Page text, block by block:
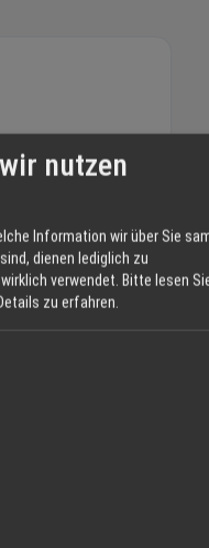
die sowohl die
steigert.
Interessen
Jedes Buch
und spannende
verbessern. Mit
nutzen
Information wir über Sie
dienen lediglich zu
verwendet. Bitte lesen
zu erfahren.